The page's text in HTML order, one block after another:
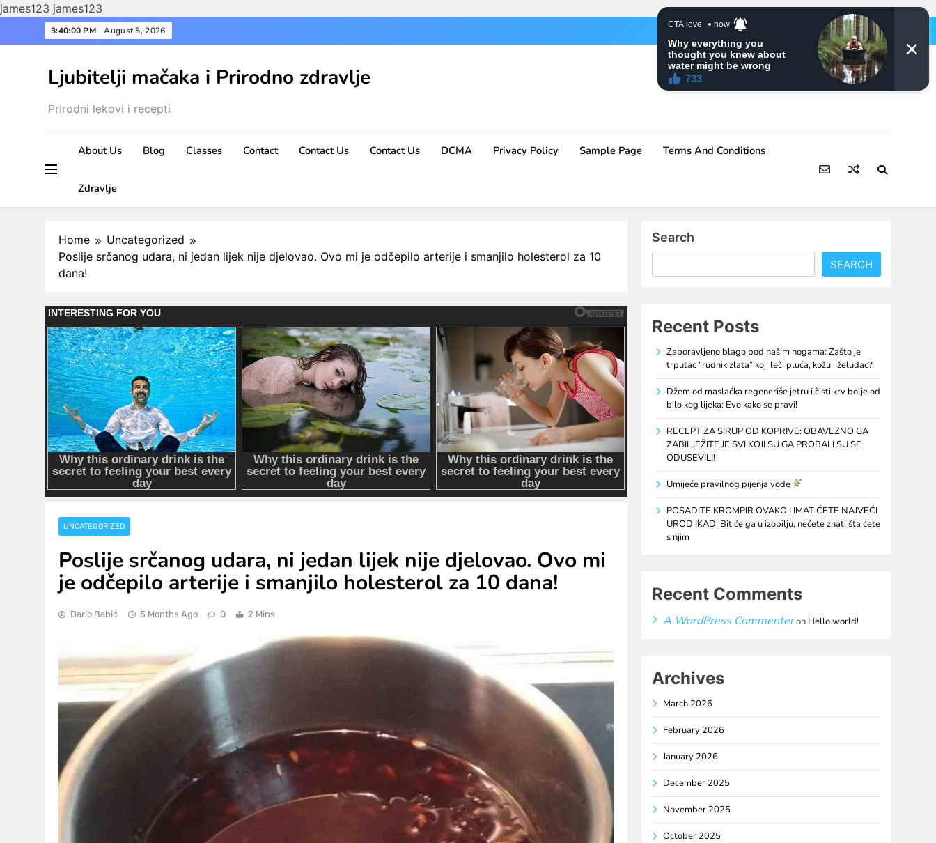
james123 james123
to
3:40:02 PM August 5, 2026
Ljubitelji mačaka i Prirodno zdravlje
Prirodni lekovi i recepti
About Us Blog Classes Contact Contact Us Contact Us DCMA Privacy Policy Sample Page Terms And Conditions
Zdravlje
Home
Uncategorized
Poslije srčanog udara, ni jedan lijek nije djelovao. Ovo mi je odčepilo arterije i smanjilo holesterol za 10
dana!
UNCATEGORIZED
Poslije srčanog udara, ni jedan lijek nije djelovao. Ovo mi
je odčepilo arterije i smanjilo holesterol za 10 dana!
Dario Babić 5 Months Ago 0 2 Mins
Search
SEARCH
Recent Posts
Zaboravljeno blago pod našim nogama: Zašto je
trputac “rudnik zlata” koji leči pluća, kožu i želudac?
Džem od maslačka regeneriše jetru i čisti krv bolje od
bilo kog lijeka: Evo kako se pravi!
RECEPT ZA SIRUP OD KOPRIVE: OBAVEZNO GA
ZABILJEŽITE JE SVI KOJI SU GA PROBALI SU SE
ODUSEVILI!
Umijeće pravilnog pijenja vode
POSADITE KROMPIR OVAKO I IMAT ĆETE NAJVEĆI
UROD IKAD: Bit će ga u izobilju, nećete znati šta ćete
s njim
Recent Comments
A WordPress Commenteron Hello world!
Archives
March 2026
February 2026
January 2026
December 2025
November 2025
October 2025